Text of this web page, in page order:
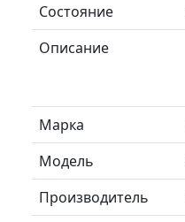
Состояние
Описание
Марка
Модель
Производитель